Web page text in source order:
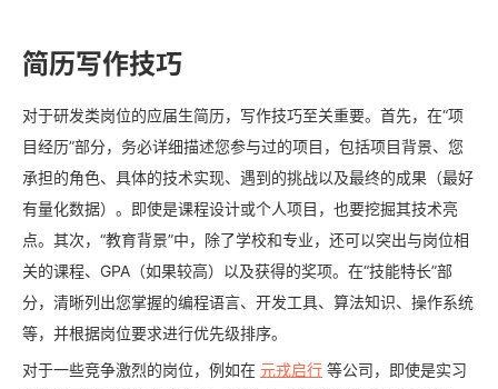
简历写作技巧
对于研发类岗位的应届生简历，写作技巧至关重要。首先，在“项
目经历”部分，务必详细描述您参与过的项目，包括项目背景、您
承担的角色、具体的技术实现、遇到的挑战以及最终的成果（最好
有量化数据）。即使是课程设计或个人项目，也要挖掘其技术亮
点。其次，“教育背景”中，除了学校和专业，还可以突出与岗位相
关的课程、GPA（如果较高）以及获得的奖项。在“技能特长”部
分，清晰列出您掌握的编程语言、开发工具、算法知识、操作系统
等，并根据岗位要求进行优先级排序。
对于一些竞争激烈的岗位，例如在 元戎启行 等公司，即使是实习